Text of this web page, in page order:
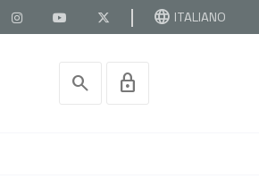
language ITALIANO
search lock